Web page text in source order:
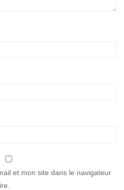
et mon site dans le navigateur